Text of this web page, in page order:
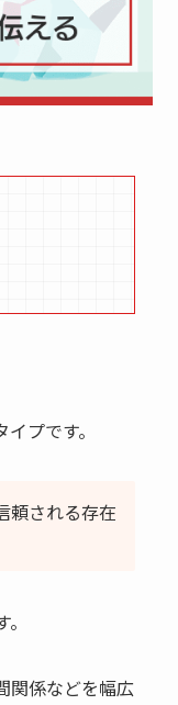
プです。
頼される存在
関係などを幅広